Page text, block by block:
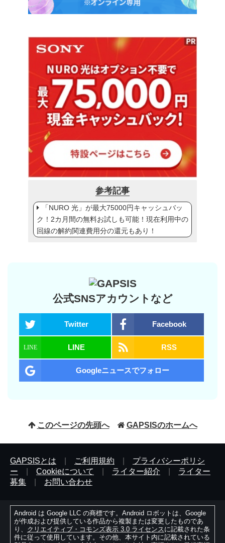
参考記事
「NURO 光」が最大75000円キャッシュバッ
ク！2カ月間の無料お試しも可能！現在利用中の
回線の解約関連費用分の還元もあり！
公式SNSアカウントなど
Twitter Facebook
LINE RSS
Googleニュースでフォロー
このページの先頭へ GAPSISのホームへ
GAPSISとは ご利用規約
プライバシーポリシ
ー
Cookieについて ライター紹介
ライター
募集
お問い合わせ
Android は Google LLC の商標です。Android ロボットは、Google
が作成および提供している作品から複製または変更したものであ
り、 クリエイティブ・コモンズ表示 3.0 ライセンスに記載された条
件に従って使用しています。その他、本サイト内に記載されている